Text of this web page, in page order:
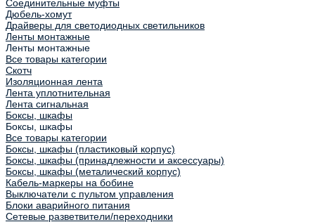
Соединительные муфты
Дюбель-хомут
Драйверы для светодиодных светильников
Ленты монтажные
Ленты монтажные
Все товары категории
Скотч
Изоляционная лента
Лента уплотнительная
Лента сигнальная
Боксы, шкафы
Боксы, шкафы
Все товары категории
Боксы, шкафы (пластиковый корпус)
Боксы, шкафы (принадлежности и аксессуары)
Боксы, шкафы (металический корпус)
Кабель-маркеры на бобине
Выключатели с пультом управления
Блоки аварийного питания
Сетевые разветвители/переходники